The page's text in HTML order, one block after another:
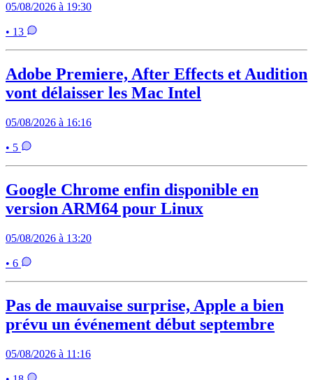
05/08/2026 à 19:30
• 13
Adobe Premiere, After Effects et Audition
vont délaisser les Mac Intel
05/08/2026 à 16:16
• 5
Google Chrome enfin disponible en
version ARM64 pour Linux
05/08/2026 à 13:20
• 6
Pas de mauvaise surprise, Apple a bien
prévu un événement début septembre
05/08/2026 à 11:16